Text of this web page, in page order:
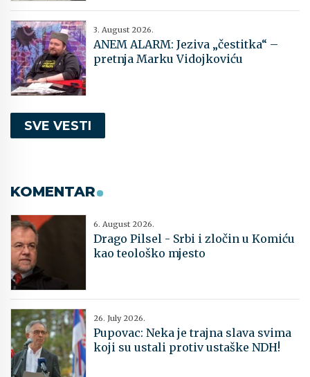
3. August 2026.
ANEM ALARM: Jeziva „čestitka“ –
pretnja Marku Vidojkoviću
SVE VESTI
KOMENTAR
6. August 2026.
Drago Pilsel - Srbi i zločin u Komiću
kao teološko mjesto
26. July 2026.
Pupovac: Neka je trajna slava svima
koji su ustali protiv ustaške NDH!